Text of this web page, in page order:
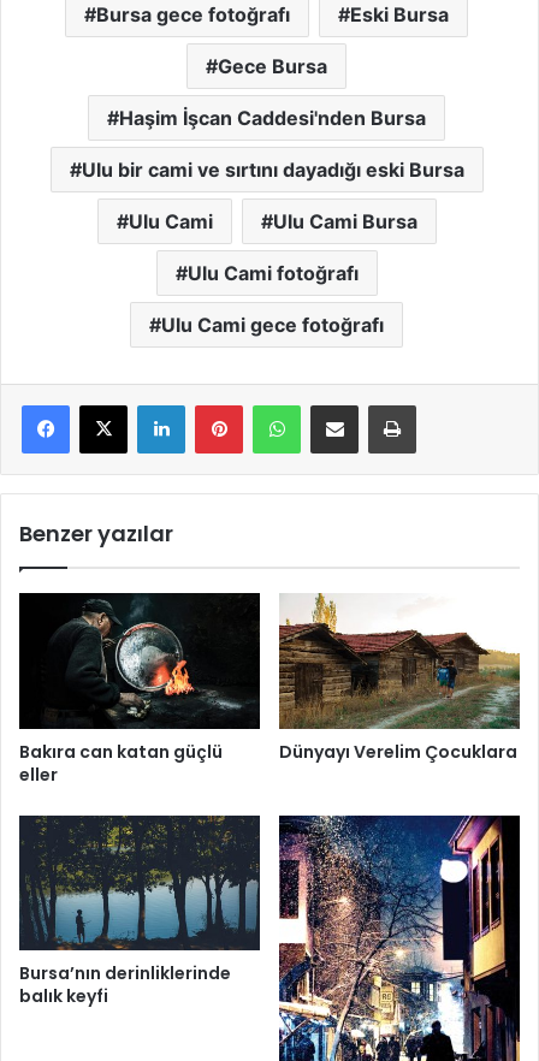
Bursa gece fotoğrafı Eski Bursa
Gece Bursa
Haşim İşcan Caddesi'nden Bursa
Ulu bir cami ve sırtını dayadığı eski Bursa
Ulu Cami Ulu Cami Bursa
Ulu Cami fotoğrafı
Ulu Cami gece fotoğrafı
Benzer yazılar
Bakıra can katan güçlü
eller
Dünyayı Verelim Çocuklara
Bursa’nın derinliklerinde
balık keyfi